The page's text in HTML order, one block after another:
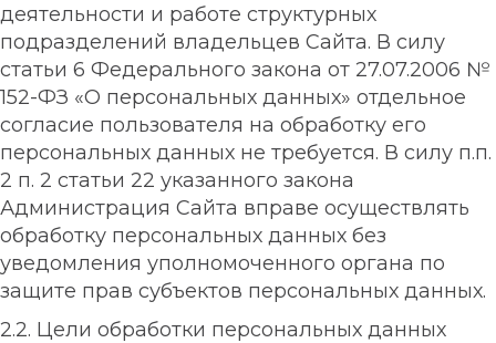
деятельности и работе структурных
подразделений владельцев Сайта. В силу
статьи 6 Федерального закона от 27.07.2006 №
152-ФЗ «О персональных данных» отдельное
согласие пользователя на обработку его
персональных данных не требуется. В силу п.п.
2 п. 2 статьи 22 указанного закона
Администрация Сайта вправе осуществлять
обработку персональных данных без
уведомления уполномоченного органа по
защите прав субъектов персональных данных.
2.2. Цели обработки персональных данных